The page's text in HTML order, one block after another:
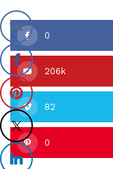
0
206k
82
0